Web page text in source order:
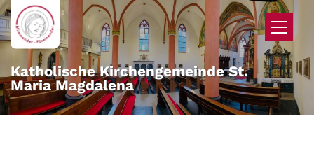
Zum Inhalt springen
Katholische Kirchengemeinde St.
Maria Magdalena